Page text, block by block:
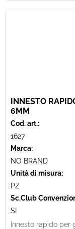
INNESTO
6MM
Cod. art.:
1627
Marca:
NO BRAND
Unità di misura:
PZ
Sc.Club
SI
Innesto rapido per